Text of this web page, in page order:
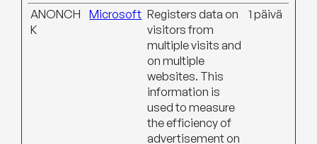
ANONCH
K
Microsoft Registers data on
visitors from
multiple visits and
on multiple
websites. This
information is
used to measure
the efficiency of
advertisement on
1 päivä